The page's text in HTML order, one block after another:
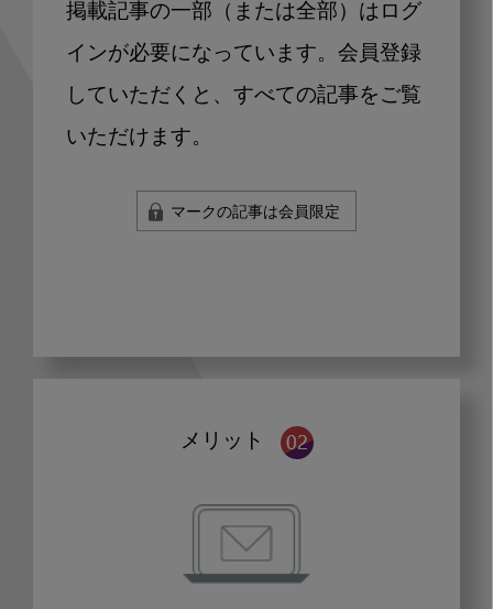
掲載記事の一部（または全部）はログ
インが必要になっています。会員登録
していただくと、すべての記事をご覧
いただけます。
マークの記事は会員限定
メリット